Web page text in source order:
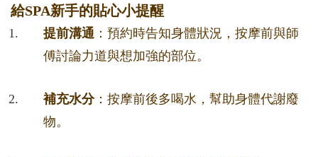
給SPA新手的貼心小提醒
提前溝通 ：預約時告知身體狀況，按摩前與師
傅討論力道與想加強的部位。
補充水分：按摩前後多喝水，幫助身體代謝廢
物。